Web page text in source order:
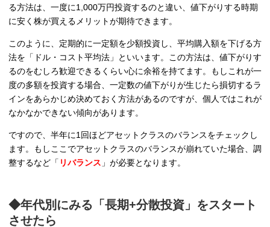
る方法は、一度に1,000万円投資するのと違い、値下がりする時期
に安く株が買えるメリットが期待できます。
このように、定期的に一定額を少額投資し、平均購入額を下げる方
法を「ドル・コスト平均法」といいます。この方法は、値下がりす
るのをむしろ歓迎できるくらい心に余裕を持てます。もしこれが一
度の多額を投資する場合、一定数の値下がりが生じたら損切するラ
インをあらかじめ決めておく方法があるのですが、個人ではこれが
なかなかできない傾向があります。
ですので、半年に1回ほどアセットクラスのバランスをチェックし
ます。もしここでアセットクラスのバランスが崩れていた場合、調
整するなど「 リバランス 」が必要となります。
◆年代別にみる「長期+分散投資」をスタート
させたら